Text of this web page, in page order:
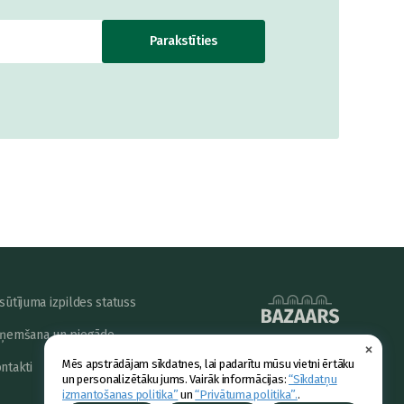
×
Mēs apstrādājam sīkdatnes, lai padarītu mūsu vietni ērtāku
un personalizētāku jums. Vairāk informācijas:“Sīkdatņu
izmantošanas politika” un“Privātuma politika”..
Parakstīties
izpildes statuss
un piegāde